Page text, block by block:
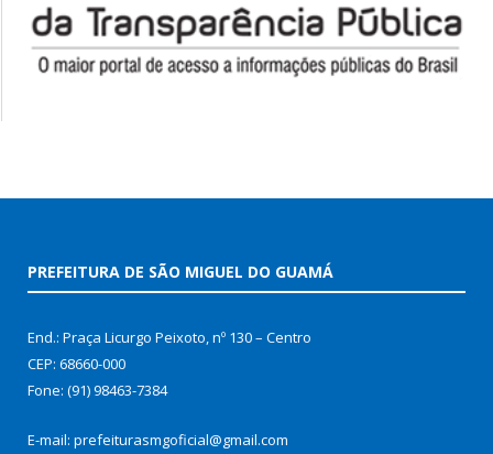
PREFEITURA DE SÃO MIGUEL DO GUAMÁ
End.: Praça Licurgo Peixoto, nº 130 – Centro
CEP: 68660-000
Fone: (91) 98463-7384
E-mail: prefeiturasmgoficial@gmail.com